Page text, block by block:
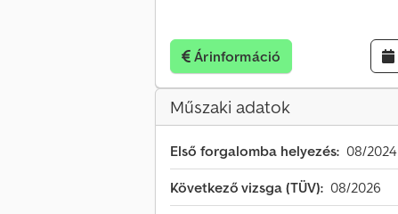
Árinformáció
Műszaki adatok
Első forgalomba helyezés: 08/2024
Következő vizsga (TÜV): 08/2026